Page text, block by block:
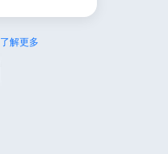
了解更多